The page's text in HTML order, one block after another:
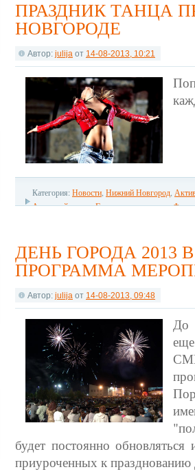
ПРАЗДНИК ТАНЦА
НОВГОРОДЕ
Автор: julija от 14-08-2013, 10:21
Категория: Новости, Нижний Новгород,
Активный отдых,Городские праздники,
ДЕНЬ ГОРОДА
ПРОГРАММА
Автор: julija от 14-08-2013, 09:48
До
будет постоянно
приуроченных к